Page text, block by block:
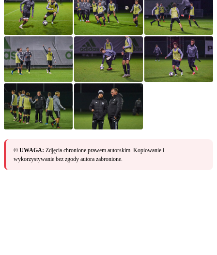
© UWAGA: Zdjęcia chronione prawem autorskim. Kopiowanie i
wykorzystywanie bez zgody autora zabronione.